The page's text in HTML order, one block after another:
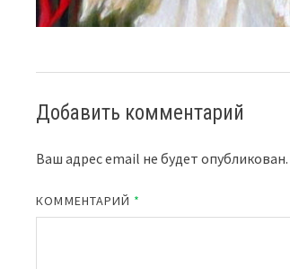
Добавить комментарий
Ваш адрес email не будет опубликован.
КОММЕНТАРИЙ *